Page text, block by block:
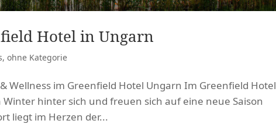
Hotel in Ungarn
,ohne Kategorie
Wellness im Greenfield Hotel Ungarn Im Greenfield Hotel
Winter hinter sich und freuen sich auf eine neue Saison
liegt im Herzen der...